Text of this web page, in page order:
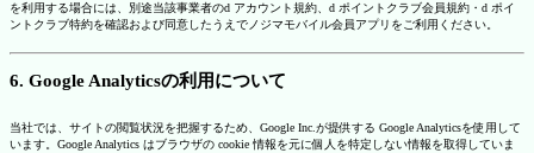
を利用する場合には、別途当該事業者のd アカウント規約、d ポイントクラブ会員規約・d ポイ
ントクラブ特約を確認および同意したうえでノジマモバイル会員アプリをご利用ください。
6. Google Analyticsの利用について
当社では、サイトの閲覧状況を把握するため、Google Inc.が提供する Google Analyticsを使用して
います。Google Analytics はブラウザの cookie 情報を元に個人を特定しない情報を取得していま